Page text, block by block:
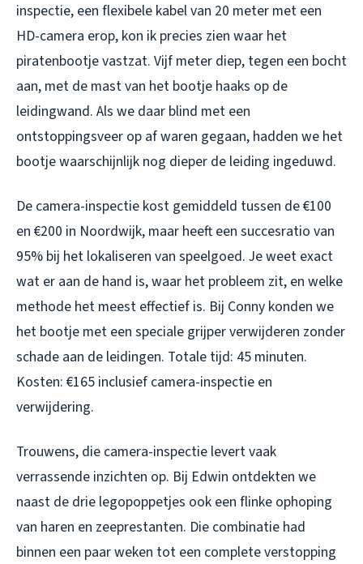
inspectie, een flexibele kabel van 20 meter met een
HD-camera erop, kon ik precies zien waar het
piratenbootje vastzat. Vijf meter diep, tegen een bocht
aan, met de mast van het bootje haaks op de
leidingwand. Als we daar blind met een
ontstoppingsveer op af waren gegaan, hadden we het
bootje waarschijnlijk nog dieper de leiding ingeduwd.
De camera-inspectie kost gemiddeld tussen de €100
en €200 in Noordwijk, maar heeft een succesratio van
95% bij het lokaliseren van speelgoed. Je weet exact
wat er aan de hand is, waar het probleem zit, en welke
methode het meest effectief is. Bij Conny konden we
het bootje met een speciale grijper verwijderen zonder
schade aan de leidingen. Totale tijd: 45 minuten.
Kosten: €165 inclusief camera-inspectie en
verwijdering.
Trouwens, die camera-inspectie levert vaak
verrassende inzichten op. Bij Edwin ontdekten we
naast de drie legopoppetjes ook een flinke ophoping
van haren en zeeprestanten. Die combinatie had
binnen een paar weken tot een complete verstopping